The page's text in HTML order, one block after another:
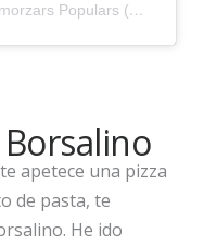
Una publicación compartida de Esmorzars Populars (@esmorzarpopular)
apetece una pizza
de pasta, te
He ido